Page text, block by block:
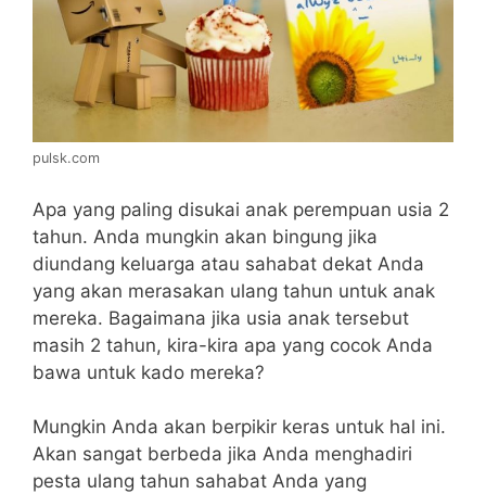
pulsk.com
Apa yang paling disukai anak perempuan usia 2
tahun. Anda mungkin akan bingung jika
diundang keluarga atau sahabat dekat Anda
yang akan merasakan ulang tahun untuk anak
mereka. Bagaimana jika usia anak tersebut
masih 2 tahun, kira-kira apa yang cocok Anda
bawa untuk kado mereka?
Mungkin Anda akan berpikir keras untuk hal ini.
Akan sangat berbeda jika Anda menghadiri
pesta ulang tahun sahabat Anda yang